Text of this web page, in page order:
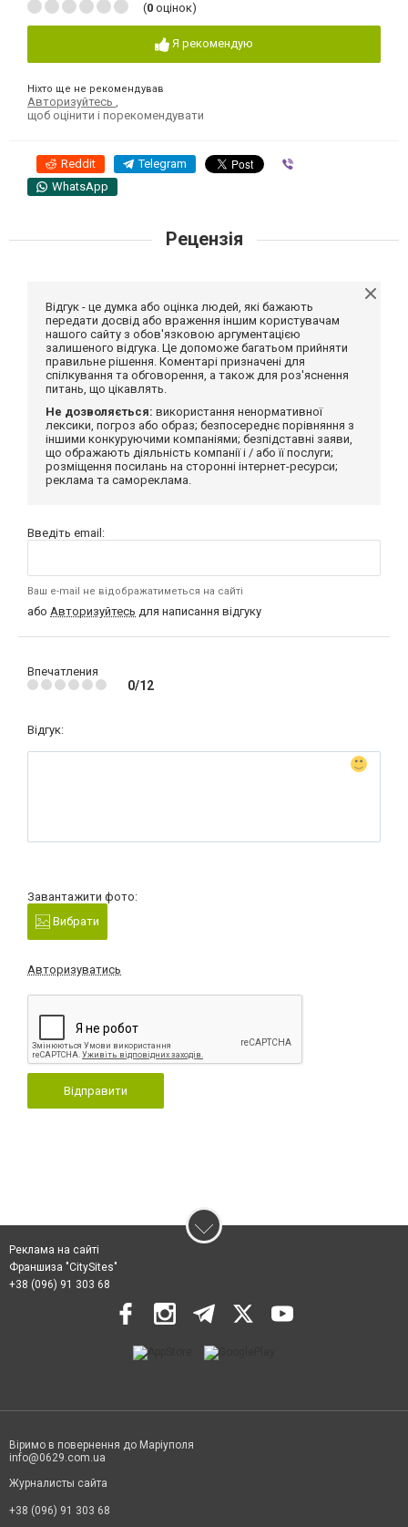
(0 оцінок)
Я рекомендую
Ніхто ще не рекомендував
Авторизуйтесь
щоб оцінити і порекомендувати
Reddit Telegram
WhatsApp
Рецензія
Відгук - це думка або оцінка людей, які бажають
передати досвід або враження іншим користувачам
нашого сайту з обов'язковою аргументацією
залишеного відгука. Це допоможе багатьом прийняти
правильне рішення. Коментарі призначені для
спілкування та обговорення, а також для роз'яснення
питань, що цікавлять.
Не дозволяється: використання ненормативної
лексики, погроз або образ; безпосереднє порівняння з
іншими конкуруючими компаніями; безпідставні заяви,
що ображають діяльність компанії і / або її послуги;
розміщення посилань на сторонні інтернет-ресурси;
реклама та самореклама.
Введіть email:
Ваш e-mail не відображатиметься на сайті
або Авторизуйтесь для написання відгуку
Впечатления
0/12
Відгук:
Завантажити фото:
Вибрати
Авторизуватись
Відправити
Реклама на сайті
Франшиза "CitySites"
+38 (096) 91 303 68
Віримо в повернення до Маріуполя
info@0629.com.ua
Журналисты сайта
+38 (096) 91 303 68